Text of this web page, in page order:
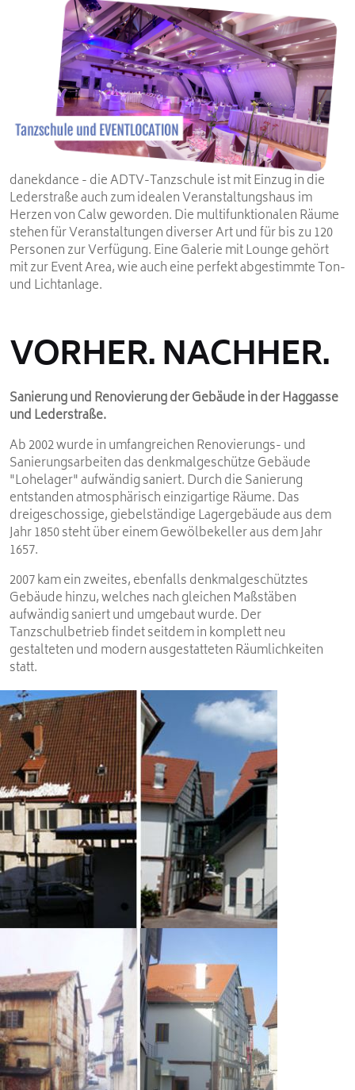
danekdance - die ADTV-Tanzschule ist mit Einzug in die
Lederstraße auch zum idealen Veranstaltungshaus im
Herzen von Calw geworden. Die multifunktionalen Räume
stehen für Veranstaltungen diverser Art und für bis zu 120
Personen zur Verfügung. Eine Galerie mit Lounge gehört
mit zur Event Area, wie auch eine perfekt abgestimmte Ton-
und Lichtanlage.
VORHER. NACHHER.
Sanierung und Renovierung der Gebäude in der Haggasse
und Lederstraße.
Ab 2002 wurde in umfangreichen Renovierungs- und
Sanierungsarbeiten das denkmalgeschütze Gebäude
"Lohelager" aufwändig saniert. Durch die Sanierung
entstanden atmosphärisch einzigartige Räume. Das
dreigeschossige, giebelständige Lagergebäude aus dem
Jahr 1850 steht über einem Gewölbekeller aus dem Jahr
1657.
2007 kam ein zweites, ebenfalls denkmalgeschütztes
Gebäude hinzu, welches nach gleichen Maßstäben
aufwändig saniert und umgebaut wurde. Der
Tanzschulbetrieb findet seitdem in komplett neu
gestalteten und modern ausgestatteten Räumlichkeiten
statt.